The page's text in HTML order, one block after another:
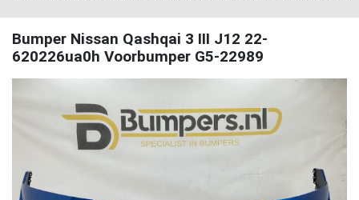
Bumper Nissan Qashqai 3 III J12 22-
620226ua0h Voorbumper G5-22989